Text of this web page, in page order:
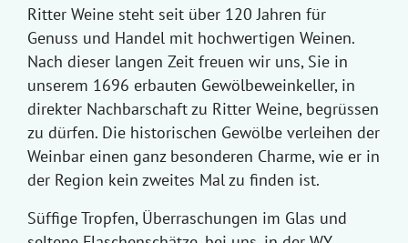
Ritter Weine steht seit über 120 Jahren für
Genuss und Handel mit hochwertigen Weinen.
Nach dieser langen Zeit freuen wir uns, Sie in
unserem 1696 erbauten Gewölbeweinkeller, in
direkter Nachbarschaft zu Ritter Weine, begrüssen
zu dürfen. Die historischen Gewölbe verleihen der
Weinbar einen ganz besonderen Charme, wie er in
der Region kein zweites Mal zu finden ist.
Süffige Tropfen, Überraschungen im Glas und